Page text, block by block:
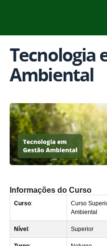
Tecnologia
Ambiental
Informações do Curso
Curso:
Curso
Ambiental
Nível : Superior